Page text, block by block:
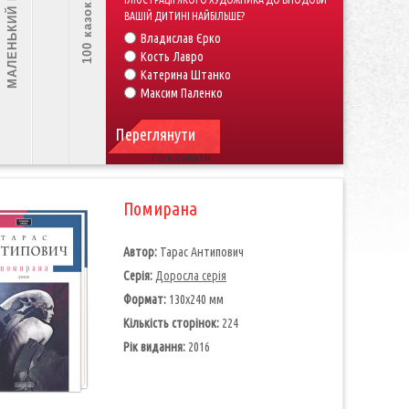
ВАШІЙ ДИТИНІ НАЙБІЛЬШЕ?
Владислав Єрко
Кость Лавро
Катерина Штанко
Максим Паленко
Переглянути
Голосувати
Помирана
Автор: Тарас Антипович
Серія: Доросла серія
Формат: 130х240 мм
Кількість сторінок: 224
Рік видання: 2016